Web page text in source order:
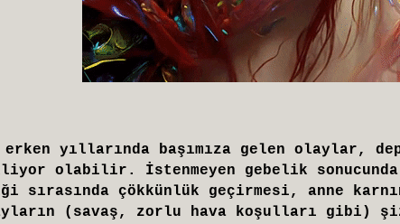
erken yıllarında başımıza gelen olaylar,
olabilir. İstenmeyen gebelik sonucunda
sırasında çökkünlük geçirmesi, anne
(savaş, zorlu hava koşulları gibi)